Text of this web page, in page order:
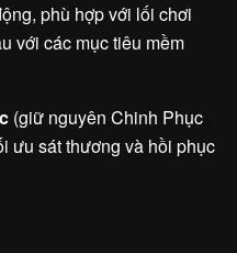
phù hợp với lối chơi
với các mục tiêu mềm
(giữ nguyên Chinh Phục
ưu sát thương và hồi phục